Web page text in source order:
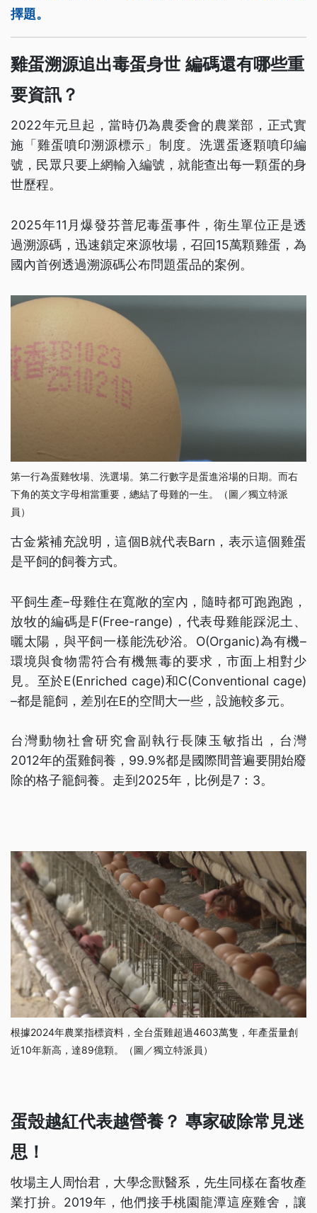
擇題。
雞蛋溯源追出毒蛋身世 編碼還有哪些重
要資訊？
2022年元旦起，當時仍為農委會的農業部，正式實
施「雞蛋噴印溯源標示」制度。洗選蛋逐顆噴印編
號，民眾只要上網輸入編號，就能查出每一顆蛋的身
世歷程。
2025年11月爆發芬普尼毒蛋事件，衛生單位正是透
過溯源碼，迅速鎖定來源牧場，召回15萬顆雞蛋，為
國內首例透過溯源碼公布問題蛋品的案例。
第一行為蛋雞牧場、洗選場。第二行數字是蛋進浴場的日期。而右
下角的英文字母相當重要，總結了母雞的一生。（圖／獨立特派
員）
古金紫補充說明，這個B就代表Barn，表示這個雞蛋
是平飼的飼養方式。
平飼生產–母雞住在寬敞的室內，隨時都可跑跑跑，
放牧的編碼是F(Free-range)，代表母雞能踩泥土、
曬太陽，與平飼一樣能洗砂浴。O(Organic)為有機–
環境與食物需符合有機無毒的要求，市面上相對少
見。至於E(Enriched cage)和C(Conventional cage)
–都是籠飼，差別在E的空間大一些，設施較多元。
台灣動物社會研究會副執行長陳玉敏指出，台灣
2012年的蛋雞飼養，99.9%都是國際間普遍要開始廢
除的格子籠飼養。走到2025年，比例是7：3。
根據2024年農業指標資料，全台蛋雞超過4603萬隻，年產蛋量創
近10年新高，達89億顆。（圖／獨立特派員）
蛋殼越紅代表越營養？ 專家破除常見迷
思！
牧場主人周怡君，大學念獸醫系，先生同樣在畜牧產
業打拚。2019年，他們接手桃園龍潭這座雞舍，讓